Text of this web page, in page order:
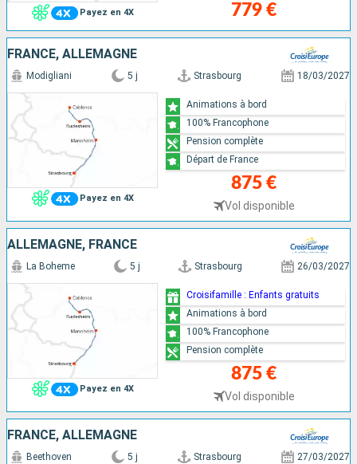
Payez en 4X 779 €
FRANCE, ALLEMAGNE
Payez en 4X
Modigliani 5 j Strasbourg 18/03/2027
875 €
Vol disponible
Animations à bord
100% Francophone
Pension complète
Départ de France
ALLEMAGNE, FRANCE
Payez en 4X
La Boheme 5 j Strasbourg 26/03/2027
875 €
Vol disponible
Croisifamille : Enfants gratuits
Animations à bord
100% Francophone
Pension complète
FRANCE, ALLEMAGNE
Beethoven 5 j Strasbourg 27/03/2027